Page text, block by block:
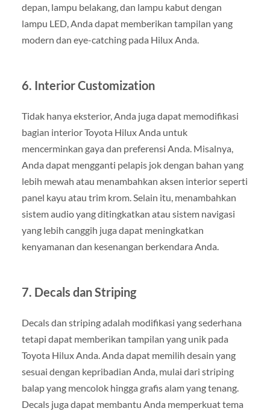
depan, lampu belakang, dan lampu kabut dengan
lampu LED, Anda dapat memberikan tampilan yang
modern dan eye-catching pada Hilux Anda.
6. Interior Customization
Tidak hanya eksterior, Anda juga dapat memodifikasi
bagian interior Toyota Hilux Anda untuk
mencerminkan gaya dan preferensi Anda. Misalnya,
Anda dapat mengganti pelapis jok dengan bahan yang
lebih mewah atau menambahkan aksen interior seperti
panel kayu atau trim krom. Selain itu, menambahkan
sistem audio yang ditingkatkan atau sistem navigasi
yang lebih canggih juga dapat meningkatkan
kenyamanan dan kesenangan berkendara Anda.
7. Decals dan Striping
Decals dan striping adalah modifikasi yang sederhana
tetapi dapat memberikan tampilan yang unik pada
Toyota Hilux Anda. Anda dapat memilih desain yang
sesuai dengan kepribadian Anda, mulai dari striping
balap yang mencolok hingga grafis alam yang tenang.
Decals juga dapat membantu Anda memperkuat tema